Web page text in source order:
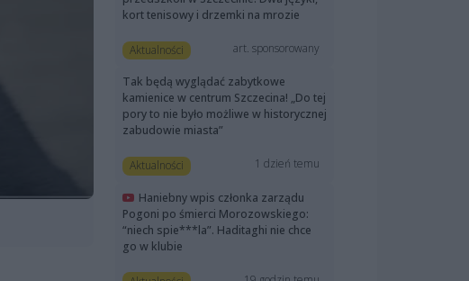
kort tenisowy i drzemki na mrozie
Aktualności art. sponsorowany
Tak będą wyglądać zabytkowe
kamienice w centrum Szczecina! „Do tej
pory to nie było możliwe w historycznej
zabudowie miasta”
Aktualności 1 dzień temu
Haniebny wpis członka zarządu
Pogoni po śmierci Morozowskiego:
“niech spie***la”. Haditaghi nie chce
go w klubie